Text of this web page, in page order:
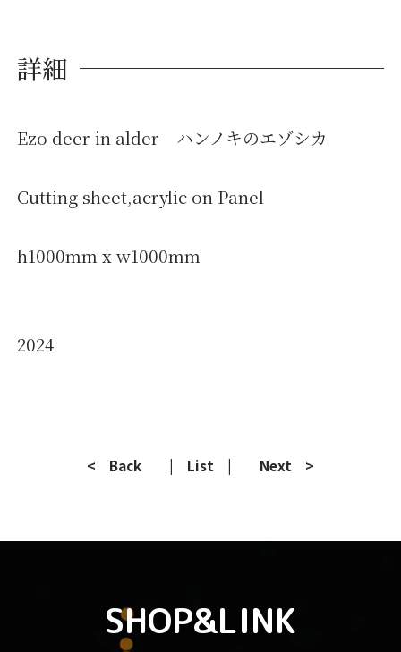
詳細
Ezo deer in alder ハンノキのエゾシカ
Cutting sheet,acrylic on Panel
h1000mm x w1000mm
2024
< Back | List | Next >
SHOP&LINK